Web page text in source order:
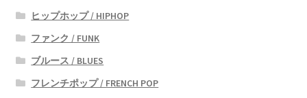
ヒップホップ / HIPHOP
ファンク / FUNK
ブルース / BLUES
フレンチポップ / FRENCH POP